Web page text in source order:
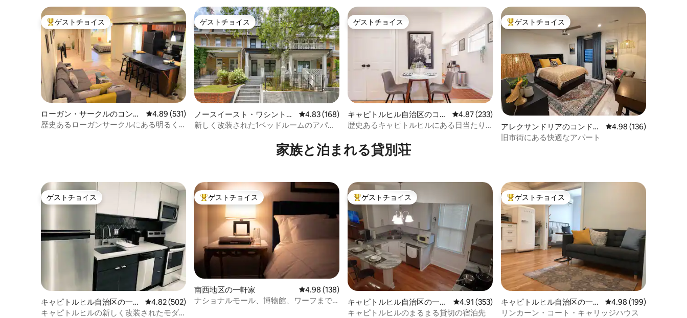
大好評のゲストチョイスです。
ゲストチョイス
ローガン・サークルのコンド
ミニアム
レビュー531件、5つ星中4.89つ星の平均評価
4.89 (531)
歴史あるローガンサークルにある明るく
ゲストチョイス
ゲストチョイス
ノースイースト・ワシントン
のコンドミニアム
レビュー168件、5つ星中4.83つ星の平均評価
4.83 (168)
新しく改装された1ベッドルームのアパー
ゲストチョイス
ゲストチョイス
キャピトルヒル自治区のコン
ドミニアム
レビュー233件、5つ星中4.87つ星の平均評価
4.87 (233)
歴史あるキャピトルヒルにある日当たり
大好評のゲストチョイスです。
ゲストチョイス
アレクサンドリアのコンドミ
ニアム
レビュー136件、5つ
4.98 (136)
旧市街にある快適なアパート
家族と泊まれる貸別荘
ゲストチョイス
ゲストチョイス
キャピトルヒル自治区の一軒
家
レビュー502件、5つ星中4.82つ星の平均評価
4.82 (502)
キャピトルヒルの新しく改装されたモダ
大好評のゲストチョイスです。
ゲストチョイス
南西地区の一軒家 レビュー138件、5つ星中4.98つ星の平均評価
4.98 (138)
ナショナルモール、博物館、ワーフまで
大好評のゲストチョイスです。
ゲストチョイス
キャピトルヒル自治区の一軒
家
レビュー353件、5つ星中4.91つ星の平均評価
4.91 (353)
キャピトルヒルのまるまる貸切の宿泊先
大好評のゲストチョイスです。
ゲストチョイス
キャピトルヒル自治区の一軒
家
レビュー199件、5つ
4.98 (199)
リンカーン・コート・キャリッジハウス